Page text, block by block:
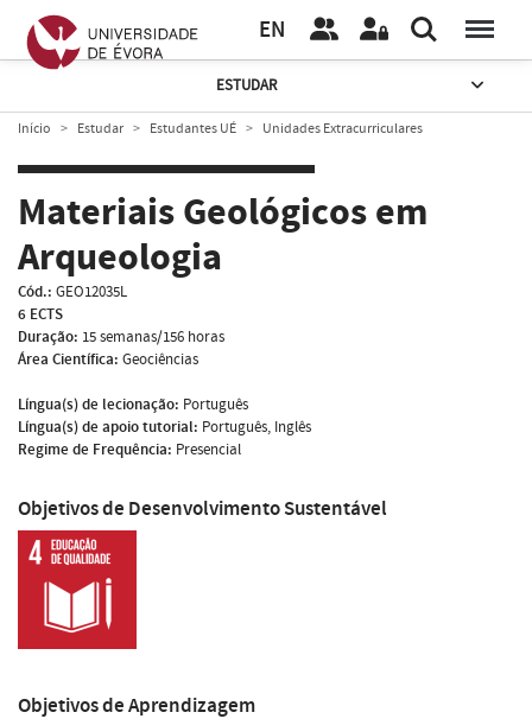
EN
ESTUDAR
Início Estudar Estudantes UÉ Unidades Extracurriculares
Materiais Geológicos em
Arqueologia
Cód.: GEO12035L
6 ECTS
Duração: 15 semanas/156 horas
Área Científica: Geociências
Língua(s) de lecionação: Português
Língua(s) de apoio tutorial: Português, Inglês
Regime de Frequência: Presencial
Objetivos de Desenvolvimento Sustentável
Objetivos de Aprendizagem